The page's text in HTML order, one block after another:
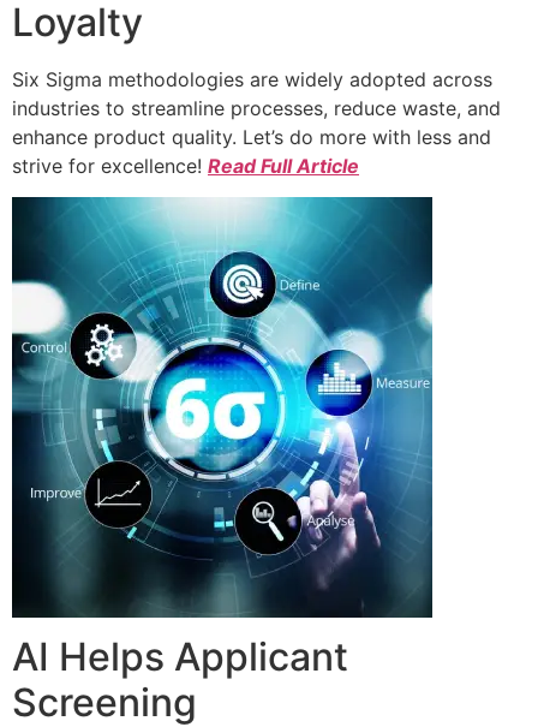
Loyalty
Six Sigma methodologies are widely adopted across
industries to streamline processes, reduce waste, and
enhance product quality. Let’s do more with less and
strive for excellence! Read Full Article
AI Helps Applicant
Screening